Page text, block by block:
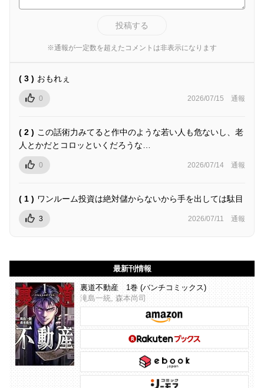
投稿する
※通報が一定数を超えたコメントは非表示になります
( 3 ) おもれぇ
0 2026/07/15 通報
( 2 ) この話術力みてると作中のような若い人も危ないし、老
人とかだとコロッといくだろうな…
0 2026/07/14 通報
( 1 ) ワンルーム投資は絶対儲からないから手を出しては駄目
3 2026/07/11 通報
最新刊情報
裏道不動産 1巻 (バンチコミックス)
滝島一統, 森本尚司